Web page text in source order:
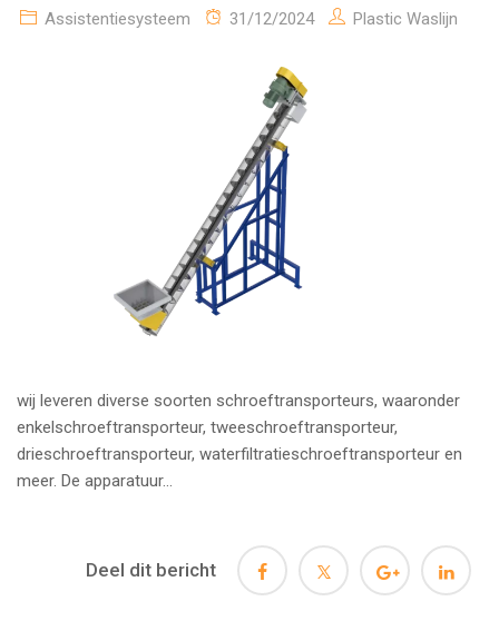
Assistentiesysteem 31/12/2024 Plastic Waslijn
wij leveren diverse soorten schroeftransporteurs, waaronder
enkelschroeftransporteur, tweeschroeftransporteur,
drieschroeftransporteur, waterfiltratieschroeftransporteur en
meer. De apparatuur...
Deel dit bericht